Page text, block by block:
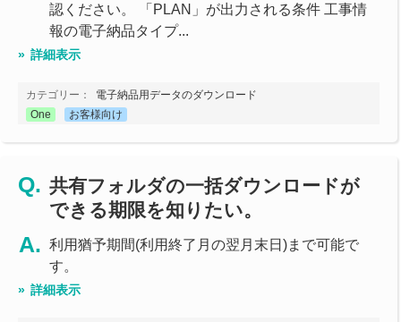
認ください。 「PLAN」が出力される条件 工事情
報の電子納品タイプ...
詳細表示
カテゴリー：
電子納品用データのダウンロード
One
お客様向け
共有フォルダの一括ダウンロードが
できる期限を知りたい。
利用猶予期間(利用終了月の翌月末日)まで可能で
す。
詳細表示